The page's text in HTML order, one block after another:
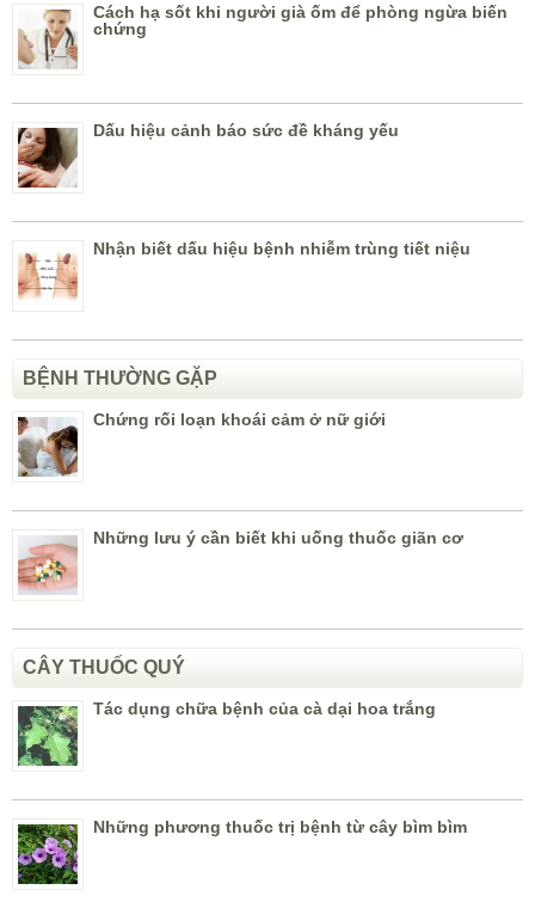
Cách hạ sốt khi người già ốm để phòng ngừa biến
chứng
Dấu hiệu cảnh báo sức đề kháng yếu
Nhận biết dấu hiệu bệnh nhiễm trùng tiết niệu
BỆNH THƯỜNG GẶP
Chứng rối loạn khoái cảm ở nữ giới
Những lưu ý cần biết khi uống thuốc giãn cơ
CÂY THUỐC QUÝ
Tác dụng chữa bệnh của cà dại hoa trắng
Những phương thuốc trị bệnh từ cây bìm bìm